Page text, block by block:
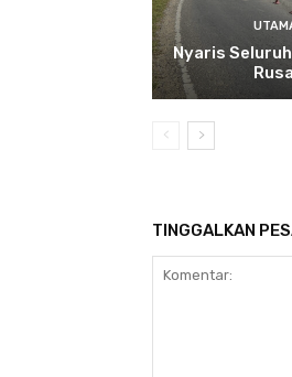
Nyaris
TINGGALKAN